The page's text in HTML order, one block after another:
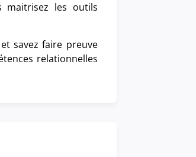
les outils
savez faire preuve
relationnelles